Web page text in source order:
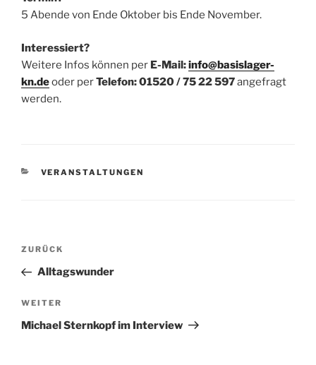
5 Abende von Ende Oktober bis Ende November.
Interessiert?
Weitere Infos können per E-Mail:info@basislager-
kn.deoder perTelefon: 01520 / 75 22 597angefragt
werden.
KATEGORIEN
VERANSTALTUNGEN
Beitragsnavigation
Vorheriger
Beitrag
ZURÜCK
Alltagswunder
Nächster
Beitrag
WEITER
Michael Sternkopf im Interview